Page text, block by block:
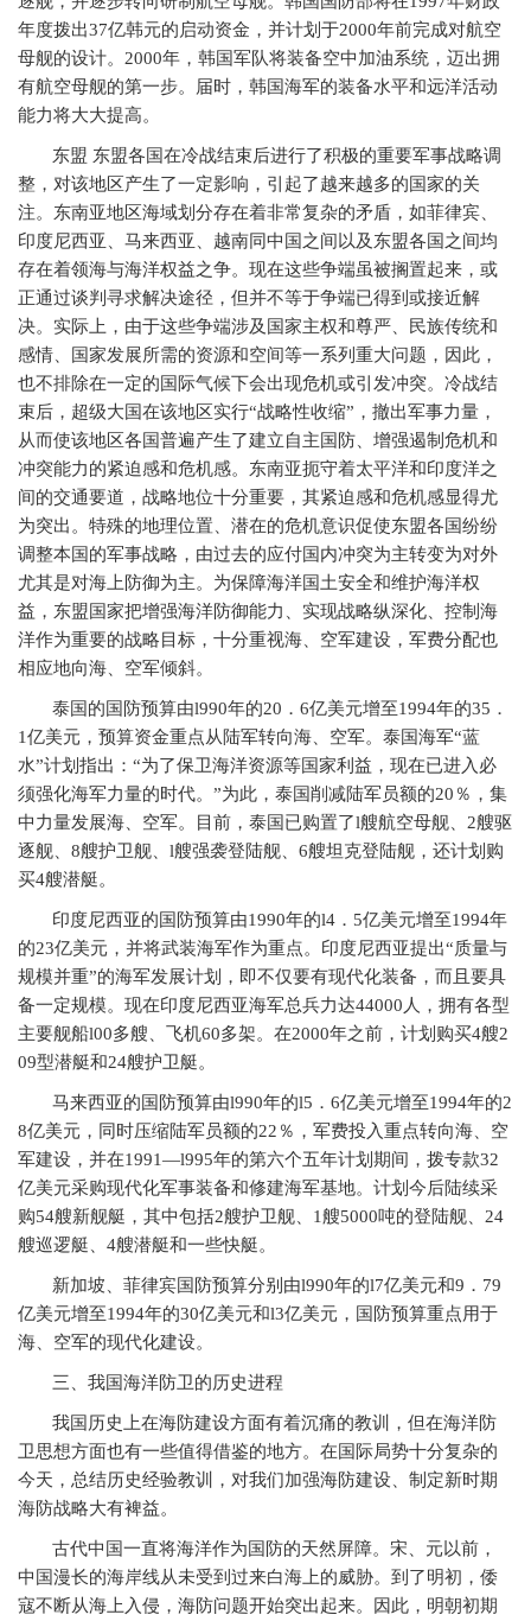
年度拨出37亿韩元的启动资金，并计划于2000年前完成对航空
母舰的设计。 2000年，韩国军队将装备空中加油系统，迈出拥
有航空母舰的第一步。届时，韩国海军的装备水平和远洋活动
能力将大大提高。
东盟 东盟各国在冷战结束后进行了积极的重要军事战略调
整，对该地区产生了一定影响，引起了越来越多的国家的关
注。东南亚地区海域划分存在着非常复杂的矛盾，如菲律宾、
印度尼西亚、马来西亚、越南同中国之间以及东盟各国之间均
存在着领海与海洋权益之争。现在这些争端虽被搁置起来，或
正通过谈判寻求解决途径，但并不等于争端已得到或接近解
决。实际上，由于这些争端涉及国家主权和尊严、民族传统和
感情、国家发展所需的资源和空间等一系列重大问题，因此，
也不排除在一定的国际气候下会出现危机或引发冲突。冷战结
束后，超级大国在该地区实行“战略性收缩”，撤出军事力量，
从而使该地区各国普遍产生了建立自主国防、增强遏制危机和
冲突能力的紧迫感和危机感。东南亚扼守着太平洋和印度洋之
间的交通要道，战略地位十分重要，其紧迫感和危机感显得尤
为突出。特殊的地理位置、潜在的危机意识促使东盟各国纷纷
调整本国的军事战略，由过去的应付国内冲突为主转变为对外
尤其是对海上防御为主。为保障海洋国土安全和维护海洋权
益，东盟国家把增强海洋防御能力、实现战略纵深化、控制海
洋作为重要的战略目标，十分重视海、空军建设，军费分配也
相应地向海、空军倾斜。
泰国的国防预算由l990年的20 ． 6亿美元增至1994年的35 ．
1亿美元，预算资金重点从陆军转向海、空军。泰国海军“蓝
水”计划指出：“为了保卫海洋资源等国家利益，现在已进入必
须强化海军力量的时代。”为此，泰国削减陆军员额的20 ％，集
中力量发展海、空军。目前，泰国已购置了l艘航空母舰、 2艘驱
逐舰、 8艘护卫舰、 l艘强袭登陆舰、 6艘坦克登陆舰，还计划购
买4艘潜艇。
印度尼西亚的国防预算由1990年的l4 ． 5亿美元增至1994年
的23亿美元，并将武装海军作为重点。印度尼西亚提出“质量与
规模并重”的海军发展计划，即不仅要有现代化装备，而且要具
备一定规模。现在印度尼西亚海军总兵力达44000人，拥有各型
主要舰船l00多艘、飞机60多架。在2000年之前，计划购买4艘2
09型潜艇和24艘护卫艇。
马来西亚的国防预算由l990年的l5 ． 6亿美元增至1994年的2
8亿美元，同时压缩陆军员额的22 ％，军费投入重点转向海、空
军建设，并在1991—l995年的第六个五年计划期间，拨专款32
亿美元采购现代化军事装备和修建海军基地。计划今后陆续采
购54艘新舰艇，其中包括2艘护卫舰、 1艘5000吨的登陆舰、 24
艘巡逻艇、 4艘潜艇和一些快艇。
新加坡、菲律宾国防预算分别由l990年的l7亿美元和9 ． 79
亿美元增至1994年的30亿美元和l3亿美元，国防预算重点用于
海、空军的现代化建设。
三、我国海洋防卫的历史进程
我国历史上在海防建设方面有着沉痛的教训，但在海洋防
卫思想方面也有一些值得借鉴的地方。在国际局势十分复杂的
今天，总结历史经验教训，对我们加强海防建设、制定新时期
海防战略大有裨益。
古代中国一直将海洋作为国防的天然屏障。宋、元以前，
中国漫长的海岸线从未受到过来白海上的威胁。到了明初，倭
寇不断从海上入侵，海防问题开始突出起来。因此，明朝初期